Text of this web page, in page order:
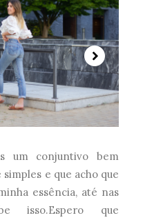
um conjuntivo bem
e que acho que
essência, até nas
isso.Espero que